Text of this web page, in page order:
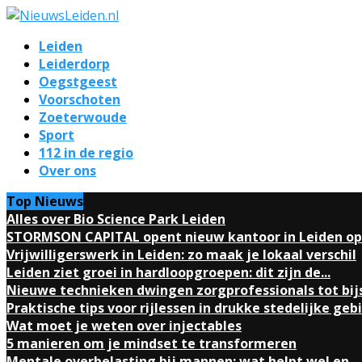
Leiden
Leiderdorp
Oegstgeest
Voorschoten
Zoeterwoude
Sport
112 in de regio
Over ons
Top Nieuws
Alles over Bio Science Park Leiden
STORMSON CAPITAL opent nieuw kantoor in Leiden
Vrijwilligerswerk in Leiden: zo maak je lokaal verschil
Leiden ziet groei in hardloopgroepen: dit zijn de...
Nieuwe technieken dwingen zorgprofessionals tot
Praktische tips voor rijlessen in drukke stedelijke
Wat moet je weten over injectables
5 manieren om je mindset te transformeren